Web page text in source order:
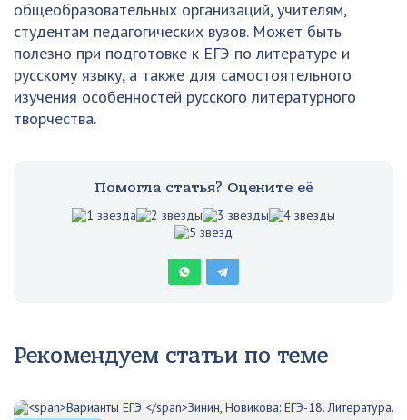
общеобразовательных организаций, учителям,
студентам педагогических вузов. Может быть
полезно при подготовке к ЕГЭ по литературе и
русскому языку, а также для самостоятельного
изучения особенностей русского литературного
творчества.
Помогла статья? Оцените её
Рекомендуем статьи по теме